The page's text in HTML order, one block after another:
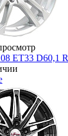
ET33 D60,1